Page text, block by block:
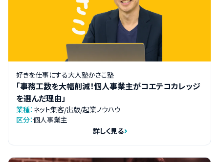
好きを仕事にする大人塾かさこ塾
「事務工数を大幅削減！個人事業主がコエテコカレッジ
を選んだ理由」
業種： ネット集客/出版/起業ノウハウ
区分：個人事業主
詳しく見る